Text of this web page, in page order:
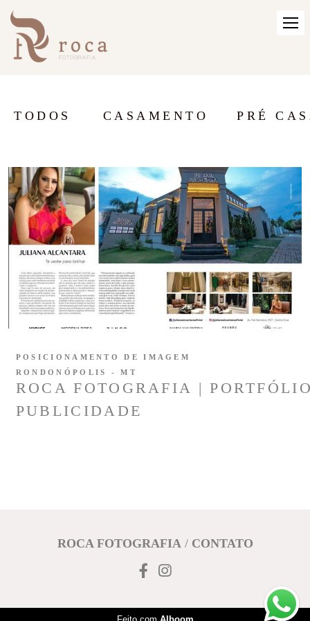
TODOS CASAMENTO PRÉ
ROCA FOTOGRAFIA |
PUBLICIDADE
POSICIONAMENTO DE IMAGEM
RONDONÓPOLIS - MT
ROCA FOTOGRAFIA/ CONTATO